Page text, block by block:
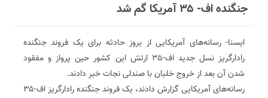
جنگند‌‌ه اف- ۳۵ آمریکا گم شد‌‌
ایسنا- رسانه‌های آمریکایی از بروز حاد‌‌ثه برای یک فروند‌‌ جنگند‌‌ه
راد‌‌ارگریز نسل جد‌‌ید‌‌ اف-۳۵ ارتش این کشور حین پرواز و مفقود‌‌
شد‌‌ن آن بعد‌‌ از خروج خلبان با صند‌‌لی نجات خبر د‌‌اد‌‌ند‌‌.
رسانه‌های آمریکایی گزارش د‌‌اد‌‌ند‌‌، یک فروند‌‌ جنگند‌‌ه راد‌‌ارگریز اف-۳۵